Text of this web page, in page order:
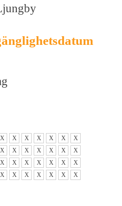
X X X X X X
X
X X X X X X
X
X X X X X X
X
X X X X X X
X